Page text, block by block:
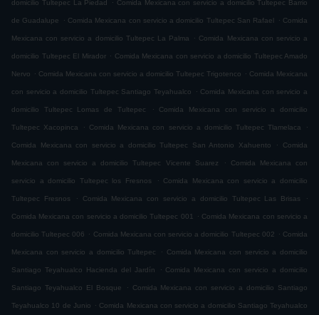
domicilio Tultepec La Piedad Comida Mexicana con servicio a domicilio Tultepec Barrio
de Guadalupe . Comida Mexicana con servicio a domicilio Tultepec San Rafael . Comida
Mexicana con servicio a domicilio Tultepec La Palma . Comida Mexicana con servicio a
domicilio Tultepec El Mirador . Comida Mexicana con servicio a domicilio Tultepec Amado
Nervo . Comida Mexicana con servicio a domicilio Tultepec Trigotenco . Comida Mexicana
con servicio a domicilio Tultepec Santiago Teyahualco . Comida Mexicana con servicio a
domicilio Tultepec Lomas de Tultepec . Comida Mexicana con servicio a domicilio
Tultepec Xacopinca . Comida Mexicana con servicio a domicilio Tultepec Tlamelaca .
Comida Mexicana con servicio a domicilio Tultepec San Antonio Xahuento . Comida
Mexicana con servicio a domicilio Tultepec Vicente Suarez . Comida Mexicana con
servicio a domicilio Tultepec los Fresnos . Comida Mexicana con servicio a domicilio
Tultepec Fresnos . Comida Mexicana con servicio a domicilio Tultepec Las Brisas .
Comida Mexicana con servicio a domicilio Tultepec 001 . Comida Mexicana con servicio a
domicilio Tultepec 006 . Comida Mexicana con servicio a domicilio Tultepec 002 . Comida
Mexicana con servicio a domicilio Tultepec . Comida Mexicana con servicio a domicilio
Santiago Teyahualco Hacienda del Jardín . Comida Mexicana con servicio a domicilio
Santiago Teyahualco El Bosque . Comida Mexicana con servicio a domicilio Santiago
Teyahualco 10 de Junio . Comida Mexicana con servicio a domicilio Santiago Teyahualco